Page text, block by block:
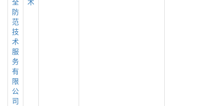
防
范
技
术
服
务
有
限
公
司